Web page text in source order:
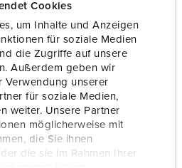
Cookies
um Inhalte und Anzeigen
für soziale Medien
die Zugriffe auf unsere
Außerdem geben wir
Verwendung unserer
für soziale Medien,
weiter. Unsere Partner
möglicherweise mit
die Sie ihnen
die sie im Rahmen Ihrer
63 A
5 p
600-690 V
5 h
50-60 Hz
morsetti a vite